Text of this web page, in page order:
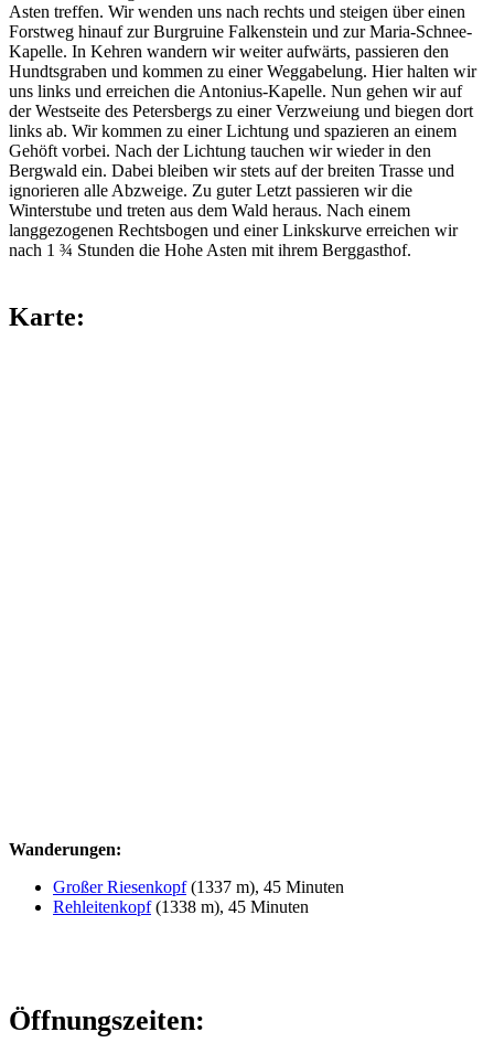
Asten treffen. Wir wenden uns nach rechts und steigen über einen
Forstweg hinauf zur Burgruine Falkenstein und zur Maria-Schnee-
Kapelle. In Kehren wandern wir weiter aufwärts, passieren den
Hundtsgraben und kommen zu einer Weggabelung. Hier halten wir
uns links und erreichen die Antonius-Kapelle. Nun gehen wir auf
der Westseite des Petersbergs zu einer Verzweiung und biegen dort
links ab. Wir kommen zu einer Lichtung und spazieren an einem
Gehöft vorbei. Nach der Lichtung tauchen wir wieder in den
Bergwald ein. Dabei bleiben wir stets auf der breiten Trasse und
ignorieren alle Abzweige. Zu guter Letzt passieren wir die
Winterstube und treten aus dem Wald heraus. Nach einem
langgezogenen Rechtsbogen und einer Linkskurve erreichen wir
nach 1 ¾ Stunden die Hohe Asten mit ihrem Berggasthof.
Karte:
Wanderungen:
Großer Riesenkopf(1337 m), 45 Minuten
Rehleitenkopf(1338 m), 45 Minuten
Öffnungszeiten: